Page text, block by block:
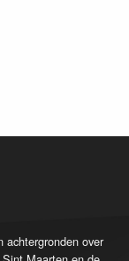
achtergronden over